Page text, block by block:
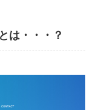
は・・・？